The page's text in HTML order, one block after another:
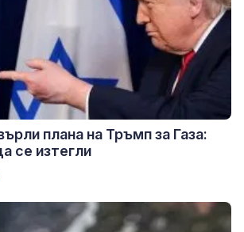
плана на Тръмп за Газа:
се изтегли